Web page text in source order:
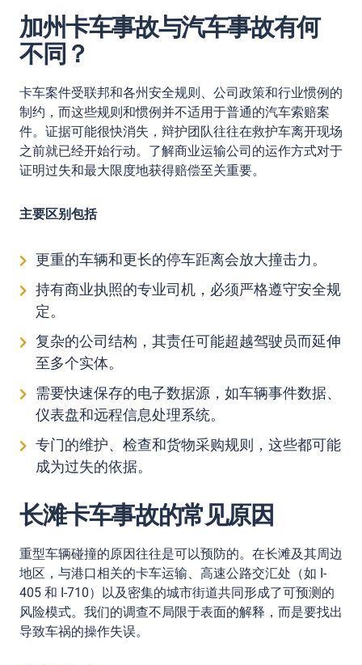
加州卡车事故与汽车事故有何
不同？
卡车案件受联邦和各州安全规则、公司政策和行业惯例的
制约，而这些规则和惯例并不适用于普通的汽车索赔案
件。证据可能很快消失，辩护团队往往在救护车离开现场
之前就已经开始行动。了解商业运输公司的运作方式对于
证明过失和最大限度地获得赔偿至关重要。
主要区别包括
更重的车辆和更长的停车距离会放大撞击力。
持有商业执照的专业司机，必须严格遵守安全规
定。
复杂的公司结构，其责任可能超越驾驶员而延伸
至多个实体。
需要快速保存的电子数据源，如车辆事件数据、
仪表盘和远程信息处理系统。
专门的维护、检查和货物采购规则，这些都可能
成为过失的依据。
长滩卡车事故的常见原因
重型车辆碰撞的原因往往是可以预防的。在长滩及其周边
地区，与港口相关的卡车运输、高速公路交汇处（如 I-
405 和 I-710）以及密集的城市街道共同形成了可预测的
风险模式。我们的调查不局限于表面的解释，而是要找出
导致车祸的操作失误。